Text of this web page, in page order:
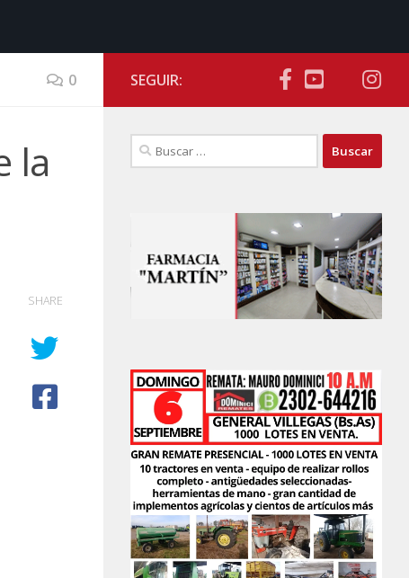
0
la
SHARE
SEGUIR:
Buscar: